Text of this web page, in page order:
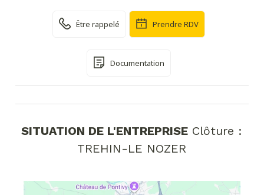
Être rappelé Prendre RDV
Documentation
SITUATION DE L'ENTREPRISE Clôture :
TREHIN-LE NOZER